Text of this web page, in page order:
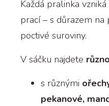
Každá pralinka
prací – s důrazem na
poctivé suroviny.
V sáčku najdete
s různými
pekanové,